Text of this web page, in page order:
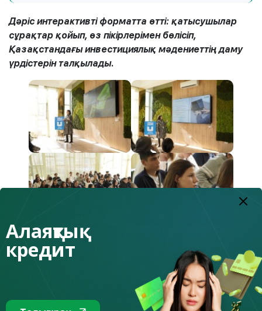
Дәріс интерактивті форматта өтті: қатысушылар
сұрақтар қойып, өз пікірлерімен бөлісіп,
Қазақстандағы инвестициялық мәдениеттің даму
үрдістерін талқылады.
Алаяқтық
кредит